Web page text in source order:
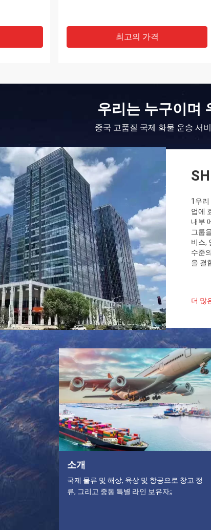
최고의 가격
우리는 누구이며
중국 고품질 국제 화물 운송 서
1우
업에
내부
그룹
비스,
수준
을 결
더 많
소개
국제 물류 및 해상, 육상 및 항공으로 창고 정
류, 그리고 중동 특별 라인 보유자;;